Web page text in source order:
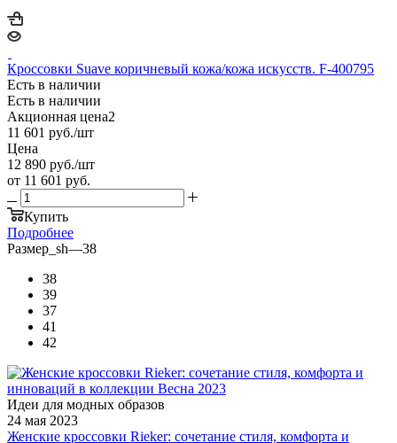
Кроссовки Suave коричневый кожа/кожа искусств. F-400795
Есть в наличии
Есть в наличии
Акционная цена2
11 601 руб./шт
Цена
12 890 руб./шт
от 11 601 руб.
Купить
Подробнее
Размер_sh—38
38
39
37
41
42
Идеи для модных образов
24 мая 2023
Женские кроссовки Rieker: сочетание стиля, комфорта и